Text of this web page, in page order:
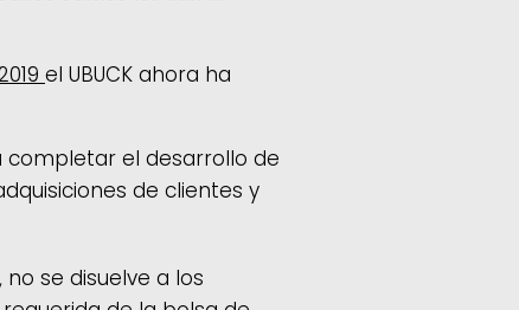
el UBUCK ahora ha
completar el desarrollo de
de clientes y
se disuelve a los